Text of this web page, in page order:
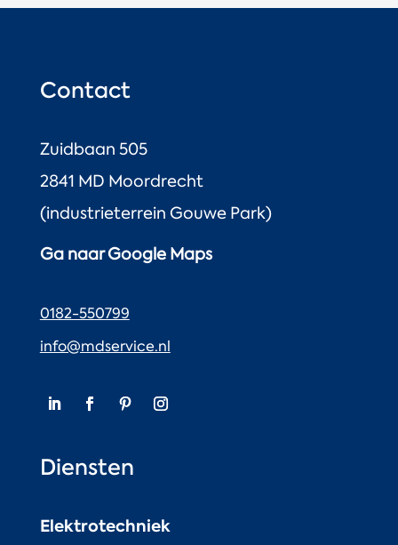
Contact
Zuidbaan 505
2841 MD Moordrecht
(industrieterrein Gouwe Park)
Ga naar Google Maps
0182-550799
info@mdservice.nl
Diensten
Elektrotechniek